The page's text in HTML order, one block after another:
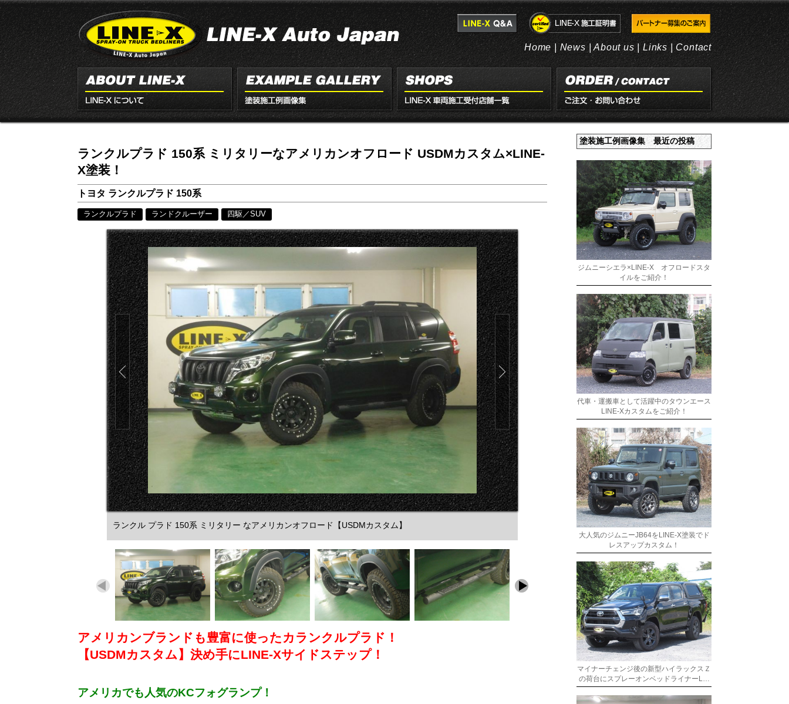
Home |News |About us | Links |Contact
ランクルプラド 150系 ミリタリーなアメリカンオフロード USDMカスタム×LINE-
X塗装！
トヨタ ランクルプラド 150系
ランクルプラド ランドクルーザー 四駆／SUV
ランクル プラド 150系 ミリタリー なアメリカンオフロード【USDMカスタム】
アメリカンブランドも豊富に使ったカランクルプラド！
【USDMカスタム】決め手にLINE-Xサイドステップ！
アメリカでも人気のKCフォグランプ！
塗装施工例画像集 最近の投稿
ジムニーシエラ×LINE-X オフロードスタ
イルをご紹介！
代車・運搬車として活躍中のタウンエース
LINE-Xカスタムをご紹介！
大人気のジムニーJB64をLINE-X塗装でド
レスアップカスタム！
マイナーチェンジ後の新型ハイラックスＺ
の荷台にスプレーオンベッドライナーL…